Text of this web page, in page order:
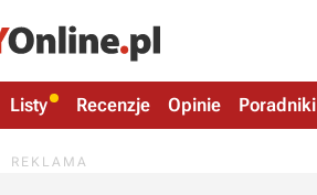
Listy Recenzje Opinie Poradniki